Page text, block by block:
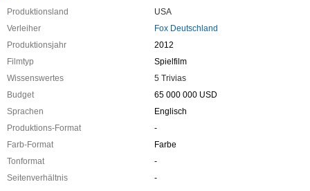
Produktionsland
USA
Verleiher
Fox Deutschland
Produktionsjahr
2012
Filmtyp
Spielfilm
Wissenswertes
5 Trivias
Budget
65 000 000 USD
Sprachen
Englisch
Produktions-Format
-
Farb-Format
Farbe
Tonformat
-
Seitenverhältnis
-